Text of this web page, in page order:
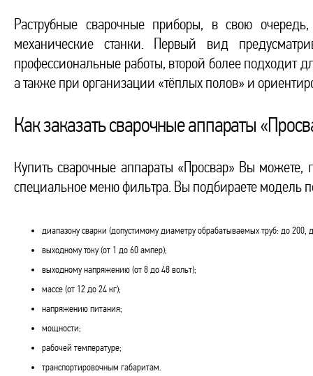
Раструбные сварочные приборы, в свою
механические станки. Первый вид
профессиональные работы, второй более
а также при организации «тёплых полов» и
Как заказать сварочные аппараты
Купить сварочные аппараты «Просвар» Вы можете,
специальное меню фильтра. Вы подбираете модель
диапазону сварки (допустимому диаметру обрабатываемых труб: до 200,
выходному току (от 1 до 60 ампер);
выходному напряжению (от 8 до 48 вольт);
массе (от 12 до 24 кг);
напряжению питания;
мощности;
рабочей температуре;
транспортировочным габаритам.